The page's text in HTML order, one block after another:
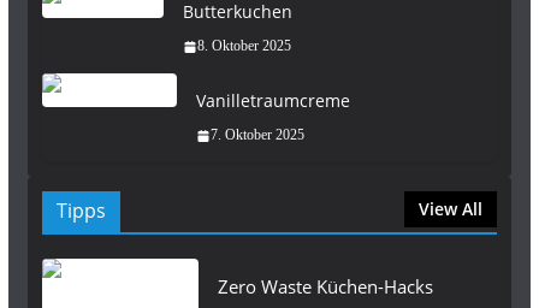
Butterkuchen
8. Oktober 2025
Vanilletraumcreme
7. Oktober 2025
Tipps View All
Zero Waste Küchen-Hacks